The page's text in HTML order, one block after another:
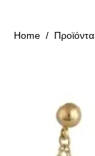
Home Προϊόντα